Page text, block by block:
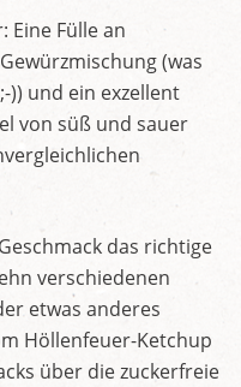
Eine Fülle an
(was
und ein exzellent
von süß und sauer
das richtige
verschiedenen
etwas anderes
Höllenfeuer-Ketchup
über die zuckerfreie